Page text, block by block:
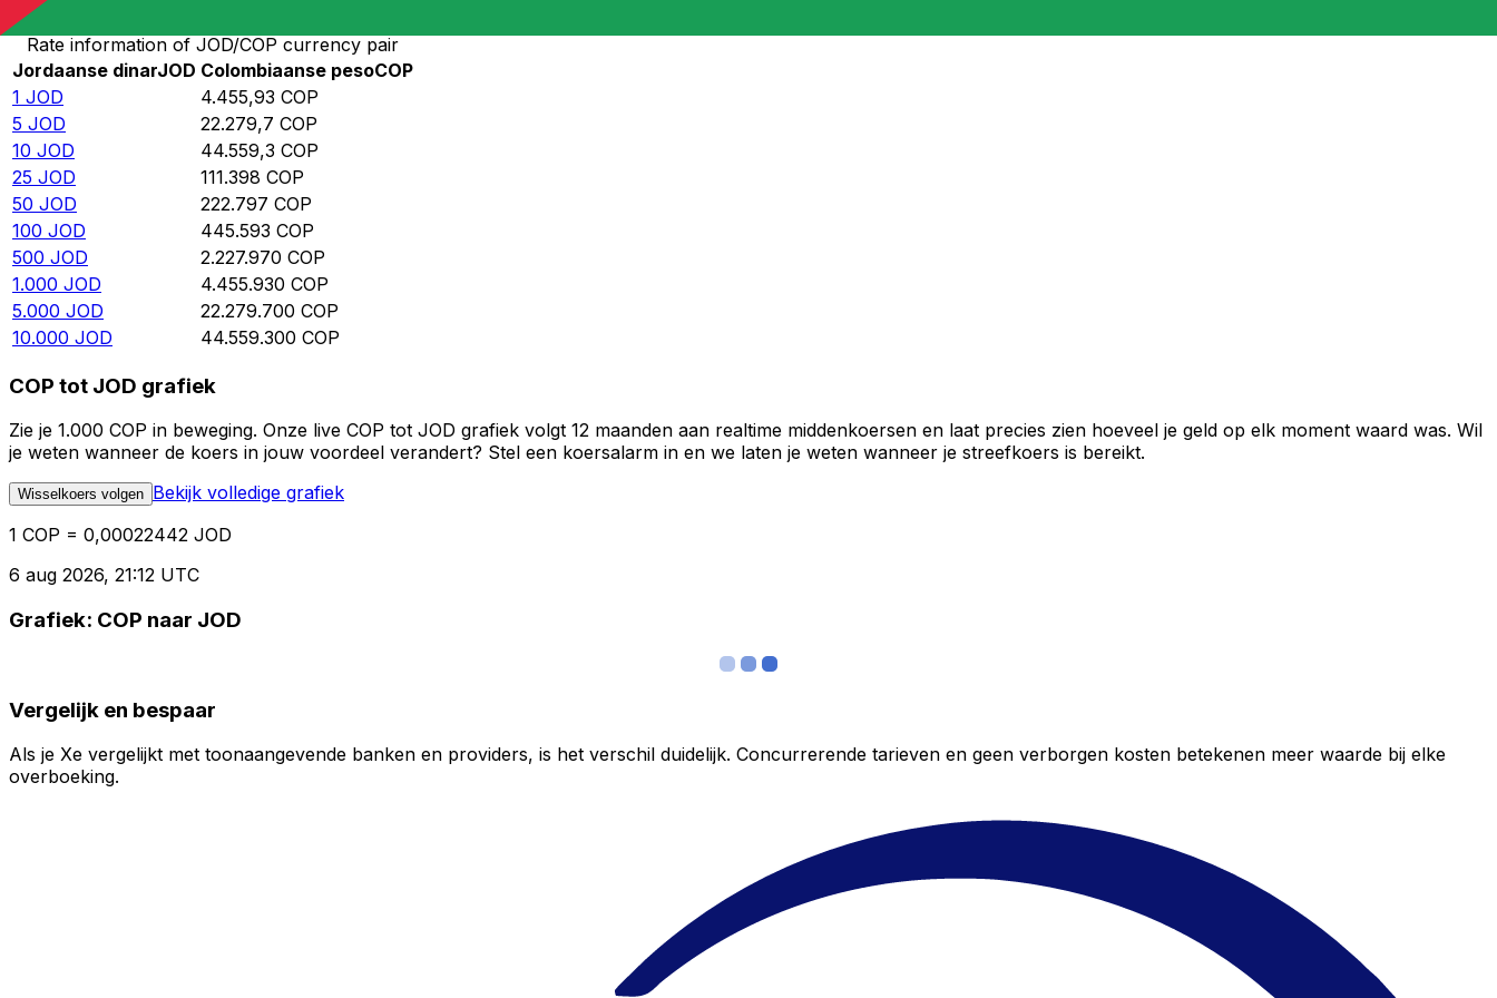
Rate information of JOD/COP currency pair
Jordaanse dinarJOD Colombiaanse pesoCOP
1 JOD 4.455,93 COP
5 JOD 22.279,7 COP
10 JOD 44.559,3 COP
25 JOD 111.398 COP
50 JOD 222.797 COP
100 JOD 445.593 COP
500 JOD 2.227.970 COP
1.000 JOD 4.455.930 COP
5.000 JOD 22.279.700 COP
10.000 JOD 44.559.300 COP
COP tot JOD grafiek
Zie je 1.000 COP in beweging. Onze live COP tot JOD grafiek volgt 12 maanden aan realtime middenkoersen en laat precies zien hoeveel je geld op elk moment waard was. Wil
je weten wanneer de koers in jouw voordeel verandert? Stel een koersalarm in en we laten je weten wanneer je streefkoers is bereikt.
Wisselkoers volgen Bekijk volledige grafiek
1 COP = 0,00022442 JOD
6 aug 2026, 21:12 UTC
Grafiek: COP naar JOD
Vergelijk en bespaar
Als je Xe vergelijkt met toonaangevende banken en providers, is het verschil duidelijk. Concurrerende tarieven en geen verborgen kosten betekenen meer waarde bij elke
overboeking.